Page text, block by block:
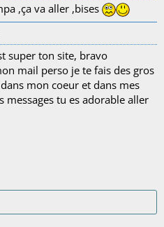
,ça va aller ,bises
super ton site, bravo
mail perso je te fais des gros
mon coeur et dans mes
messages tu es adorable aller